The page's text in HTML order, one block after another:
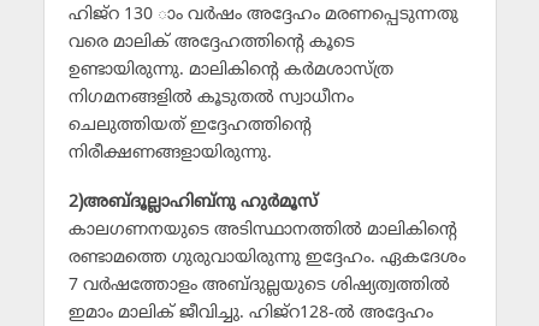
ഹിജ്‌റ 130 ാം വര്‍ഷം അദ്ദേഹം മരണപ്പെടുന്നതു
വരെ മാലിക് അദ്ദേഹത്തിന്റെ കൂടെ
ഉണ്ടായിരുന്നു. മാലികിന്റെ കര്‍മശാസ്ത്ര
നിഗമനങ്ങളില്‍ കൂടുതല്‍ സ്വാധീനം
ചെലുത്തിയത് ഇദ്ദേഹത്തിന്റെ
നിരീക്ഷണങ്ങളായിരുന്നു.
2)അബ്ദൂല്ലാഹിബ്‌നു ഹുര്‍മൂസ്
കാലഗണനയുടെ അടിസ്ഥാനത്തില്‍ മാലികിന്റെ
രണ്ടാമത്തെ ഗുരുവായിരുന്നു ഇദ്ദേഹം. ഏകദേശം
7 വര്‍ഷത്തോളം അബ്ദുല്ലയുടെ ശിഷ്യത്വത്തില്‍
ഇമാം മാലിക് ജീവിച്ചു. ഹിജ്‌റ128-ല്‍ അദ്ദേഹം